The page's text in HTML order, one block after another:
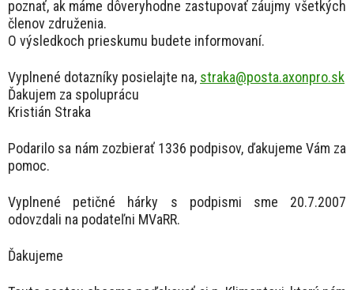
poznať, ak máme dôveryhodne zastupovať záujmy všetkých
členov združenia.
O výsledkoch prieskumu budete informovaní.
Vyplnené dotazníky posielajte na, straka@posta.axonpro.sk
Ďakujem za spoluprácu
Kristián Straka
Podarilo sa nám zozbierať 1336 podpisov, ďakujeme Vám za
pomoc.
Vyplnené petičné hárky s podpismi sme 20.7.2007
odovzdali na podateľni MVaRR.
Ďakujeme